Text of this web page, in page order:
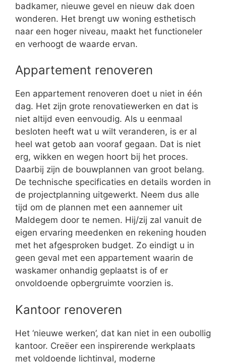
badkamer, nieuwe gevel en nieuw dak doen
wonderen. Het brengt uw woning esthetisch
naar een hoger niveau, maakt het functioneler
en verhoogt de waarde ervan.
Appartement renoveren
Een appartement renoveren doet u niet in één
dag. Het zijn grote renovatiewerken en dat is
niet altijd even eenvoudig. Als u eenmaal
besloten heeft wat u wilt veranderen, is er al
heel wat getob aan vooraf gegaan. Dat is niet
erg, wikken en wegen hoort bij het proces.
Daarbij zijn de bouwplannen van groot belang.
De technische specificaties en details worden in
de projectplanning uitgewerkt. Neem dus alle
tijd om de plannen met een aannemer uit
Maldegem door te nemen. Hij/zij zal vanuit de
eigen ervaring meedenken en rekening houden
met het afgesproken budget. Zo eindigt u in
geen geval met een appartement waarin de
waskamer onhandig geplaatst is of er
onvoldoende opbergruimte voorzien is.
Kantoor renoveren
Het ‘nieuwe werken’, dat kan niet in een oubollig
kantoor. Creëer een inspirerende werkplaats
met voldoende lichtinval, moderne